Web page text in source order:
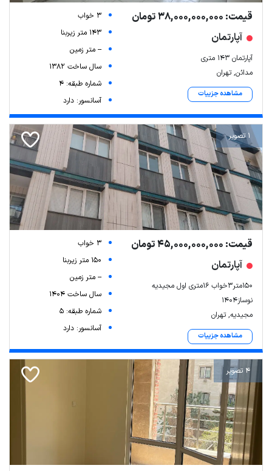
قیمت: 38,000,000,000 تومان
آپارتمان
آپارتمان ۱۴۳ متری
مدائن, تهران
مشاهده جزییات
3 خواب
143 متر زیربنا
-- متر زمین
سال ساخت 1382
شماره طبقه: 4
آسانسور: دارد
1 تصویر
قیمت: 45,000,000,000 تومان
آپارتمان
۱۵۰متر۳خواب ۱۶متری اول مجیدیه
نوساز۱۴۰۴
مجیدیه, تهران
مشاهده جزییات
3 خواب
150 متر زیربنا
-- متر زمین
سال ساخت 1404
شماره طبقه: 5
آسانسور: دارد
4 تصویر